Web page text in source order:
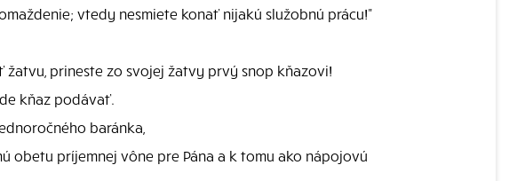
vtedy nesmiete konať nijakú služobnú prácu!"
prineste zo svojej žatvy prvý snop kňazovi!
kňaz podávať.
baránka,
obetu príjemnej vône pre Pána a k tomu ako nápojovú